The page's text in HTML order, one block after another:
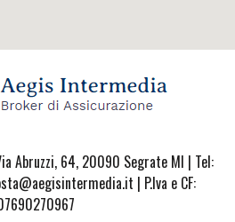
Abruzzi, 64, 20090 Segrate MI | Tel:
| P.Iva e CF: